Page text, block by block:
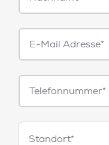
E-
Mail*
Telefonnummer
Standorte
Standort*